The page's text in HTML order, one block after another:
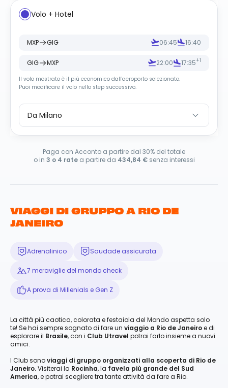
Volo + Hotel
MXP GIG 06:45 16:40
GIG MXP 22:00 17:35+1
Il volo mostrato è il più economico dall'aeroporto selezionato.
Puoi modificare il volo nello step successivo.
Da Milano
Paga con Acconto a partire dal 30% del totale
o in 3 o 4 ratea partire da 434,84 €senza interessi
VIAGGI DI GRUPPO A RIO DE
JANEIRO
Adrenalinico Saudade assicurata
7 meraviglie del mondo check
A prova di Millenials e Gen Z
La città più caotica, colorata e festaiola del Mondo aspetta solo
te! Se hai sempre sognato di fare un viaggio a Rio de Janeiroe di
esplorare il Brasile, con i Club Utravel potrai farlo insieme a nuovi
amici.
I Club sonoviaggi di gruppo organizzati alla scoperta di Rio de
Janeiro.Visiterai la Rocinha, la favela più grande del Sud
America, e potrai scegliere tra tante attività da fare a Rio.